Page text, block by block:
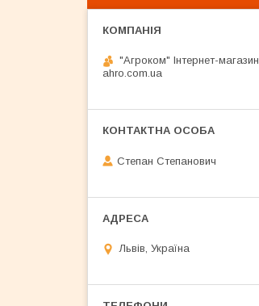
"Агроком" Інтернет-магазин
ahro.com.ua
Степан Степанович
Львів, Україна